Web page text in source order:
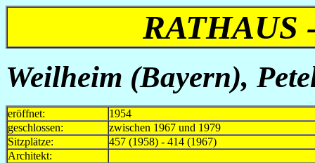
RATHAUS
Weilheim (Bayern),
eröffnet:
1954
geschlossen:
zwischen 1967 und 1979
Sitzplätze:
457 (1958) - 414 (1967)
Architekt: